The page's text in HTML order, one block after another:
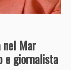
nel Mar
e giornalista